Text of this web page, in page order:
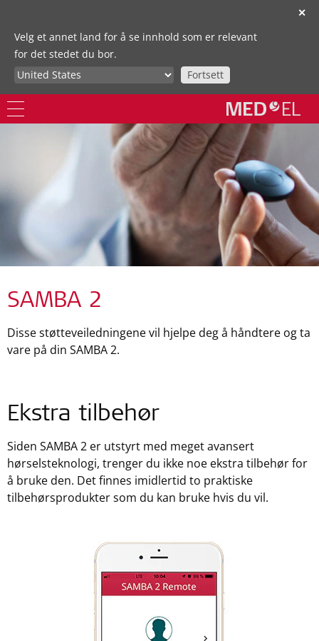
✕
Velg et annet land for å se innhold som er relevant
for det stedet du bor.
Fortsett
SAMBA 2
Disse støtteveiledningene vil hjelpe deg å håndtere og ta
vare på din SAMBA 2.
Ekstra tilbehør
Siden SAMBA 2 er utstyrt med meget avansert
hørselsteknologi, trenger du ikke noe ekstra tilbehør for
å bruke den. Det finnes imidlertid to praktiske
tilbehørsprodukter som du kan bruke hvis du vil.